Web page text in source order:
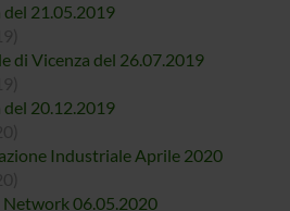
21.05.2019
di Vicenza del 26.07.2019
20.12.2019
Industriale Aprile 2020
06.05.2020